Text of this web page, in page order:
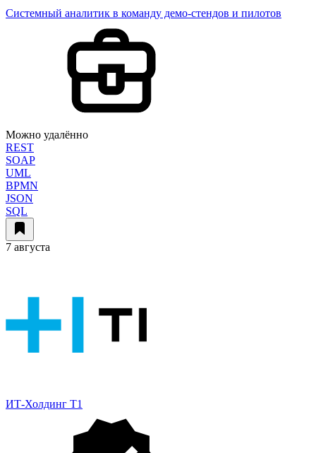
Системный аналитик в команду демо-стендов и пилотов
Можно удалённо
REST
SOAP
UML
BPMN
JSON
SQL
7 августа
ИТ-Холдинг Т1